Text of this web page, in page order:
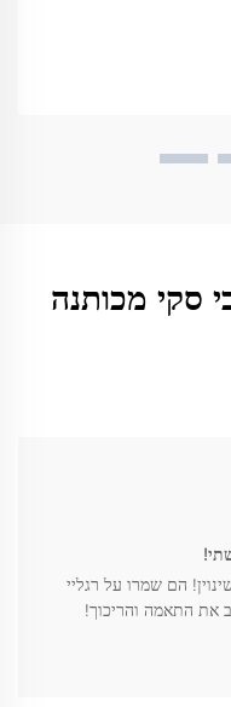
סקי מכותנה
הם שמרו על רגליי
את התאמה והריכוך!